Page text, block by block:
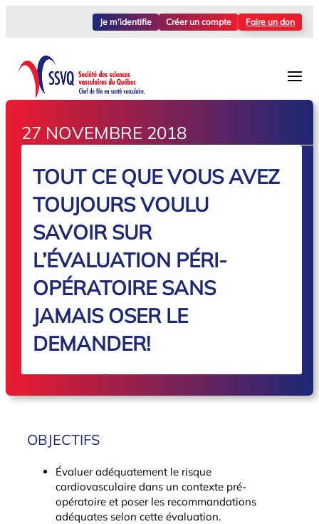
Je m’identifie Créer un compte Faire un don
27 NOVEMBRE 2018
TOUT CE QUE VOUS AVEZ
TOUJOURS VOULU
SAVOIR SUR
L’ÉVALUATION PÉRI-
OPÉRATOIRE SANS
JAMAIS OSER LE
DEMANDER!
OBJECTIFS
Évaluer adéquatement le risque
cardiovasculaire dans un contexte pré-
opératoire et poser les recommandations
adéquates selon cette évaluation.